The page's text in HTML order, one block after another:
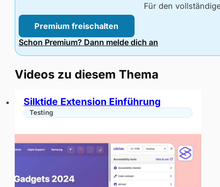
Für den
Premium freischalten
Schon Premium? Dann melde dich an
Videos zu diesem Thema
Silktide Extension Einführung
Testing